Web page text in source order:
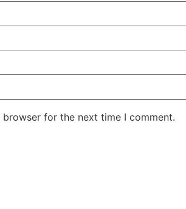
for the next time I comment.